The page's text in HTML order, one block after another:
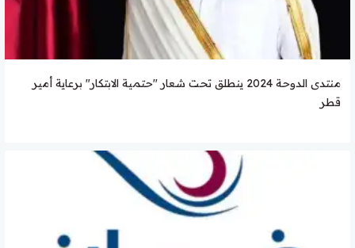
منتدى الدوحة 2024 ينطلق تحت شعار "حتمية الابتكار" برعاية أمير
قطر